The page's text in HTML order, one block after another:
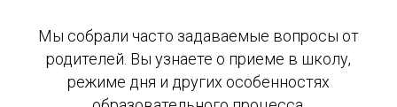
Мы собрали часто задаваемые вопросы от
родителей. Вы узнаете о приеме в школу,
режиме дня и других особенностях